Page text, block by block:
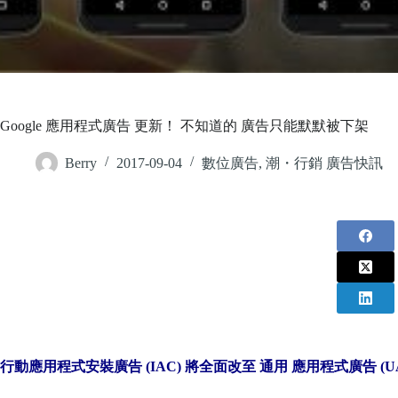
Google 應用程式廣告 更新！ 不知道的 廣告只能默默被下架
Berry 2017-09-04 數位廣告, 潮・行銷 廣告快訊
行動應用程式安裝廣告 (IAC) 將全面改至 通用 應用程式廣告